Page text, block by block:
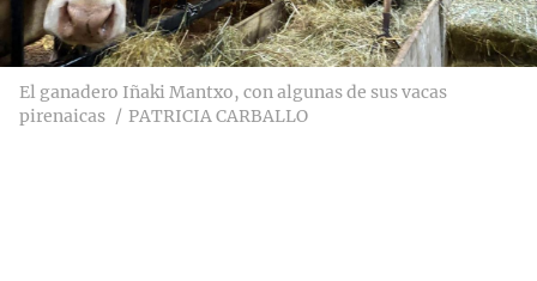
El ganadero Iñaki Mantxo, con algunas de sus vacas
pirenaicas
PATRICIA CARBALLO